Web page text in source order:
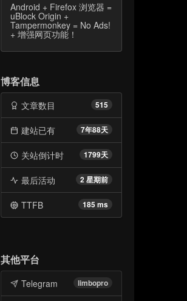
Android + Firefox 浏览器 =
uBlock Origin +
Tampermonkey = No Ads!
+ 增强网页功能！
博客信息
515
文章数目
7年88天
建站已有
1799天
关站倒计时
2 星期前
最后活动
185 ms
TTFB
其他平台
limbopro
Telegram